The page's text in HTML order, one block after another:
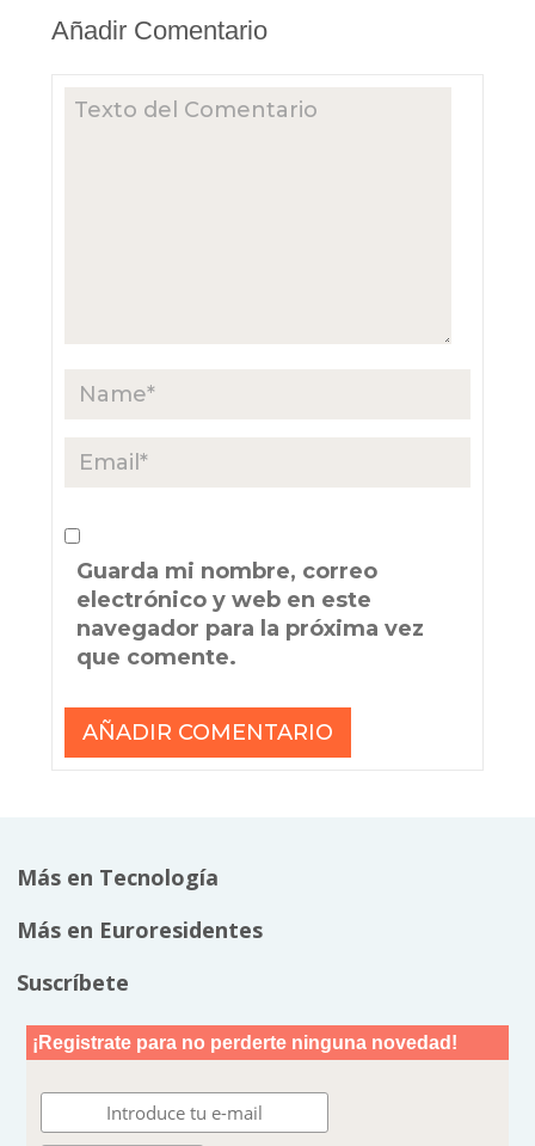
Añadir Comentario
Guarda mi nombre, correo
electrónico y web en este
navegador para la próxima vez
que comente.
Más en Tecnología
Más en Euroresidentes
Suscríbete